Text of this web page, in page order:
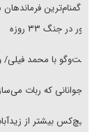
حضور در جنگ ۳۳ روزه
گفت‌وگو با محمد فیلی/
نوجوانانی که ربات
هیچ‌کس بیشتر از